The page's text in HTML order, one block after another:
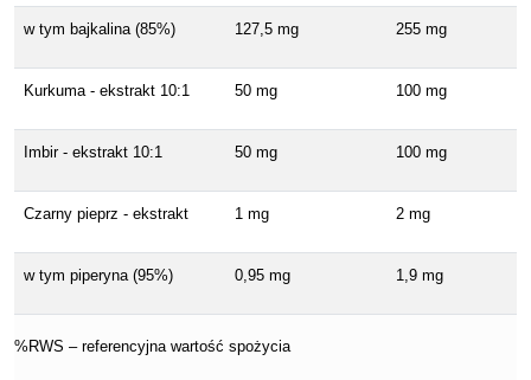
w tym bajkalina (85%) 127,5 mg 255 mg
Kurkuma - ekstrakt 10:1 50 mg 100 mg
Imbir - ekstrakt 10:1 50 mg 100 mg
Czarny pieprz - ekstrakt 1 mg 2 mg
w tym piperyna (95%) 0,95 mg 1,9 mg
%RWS – referencyjna wartość spożycia